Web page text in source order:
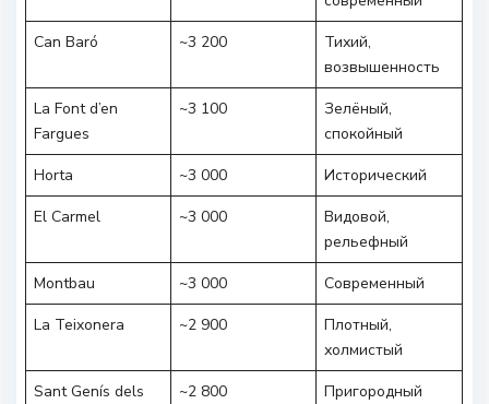
Can Baró
~3 200
Тихий,
возвышенность
La Font d’en
Fargues
~3 100
Зелёный,
спокойный
Horta
~3 000
Исторический
El Carmel
~3 000
Видовой,
рельефный
Montbau
~3 000
Современный
La Teixonera
~2 900
Плотный,
холмистый
Sant Genís dels
~2 800 Пригородный